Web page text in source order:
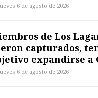
6 de agosto de 2026
de Los
capturados,
expandirse a
6 de agosto de 2026